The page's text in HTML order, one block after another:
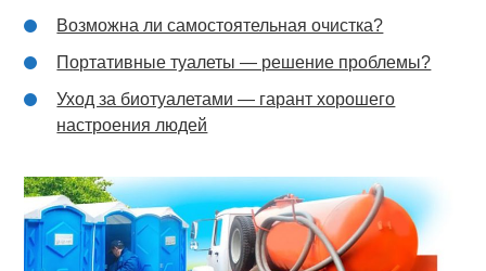
Возможна ли самостоятельная очистка?
Портативные туалеты — решение проблемы?
Уход за биотуалетами — гарант хорошего
настроения людей